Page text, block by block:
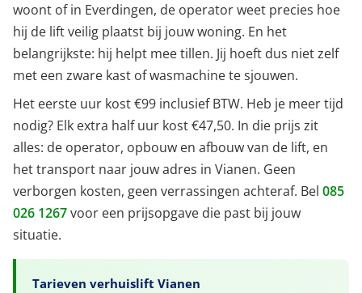
woont of in Everdingen, de operator weet precies hoe
hij de lift veilig plaatst bij jouw woning. En het
belangrijkste: hij helpt mee tillen. Jij hoeft dus niet zelf
met een zware kast of wasmachine te sjouwen.
Het eerste uur kost €99 inclusief BTW. Heb je meer tijd
nodig? Elk extra half uur kost €47,50. In die prijs zit
alles: de operator, opbouw en afbouw van de lift, en
het transport naar jouw adres in Vianen. Geen
verborgen kosten, geen verrassingen achteraf. Bel 085
026 1267voor een prijsopgave die past bij jouw
situatie.
Tarieven verhuislift Vianen